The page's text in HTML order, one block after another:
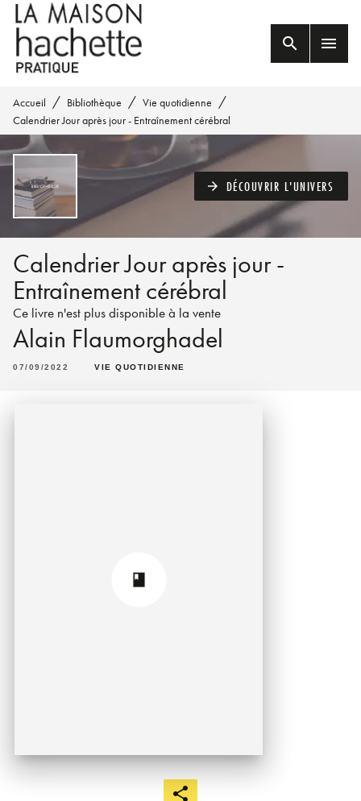
MENU RECHERCHE
PIED DE PAGE
search menu
Accueil / Bibliothèque / Vie quotidienne /
Calendrier Jour après jour - Entraînement cérébral
arrow_forward DÉCOUVRIR L'UNIVERS
Calendrier Jour après jour -
Entraînement cérébral
Ce livre n'est plus disponible à la vente
Alain Flaumorghadel
07/09/2022 VIE QUOTIDIENNE